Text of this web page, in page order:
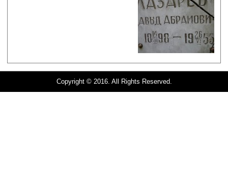
Copyright © 2016. All Rights Reserved.